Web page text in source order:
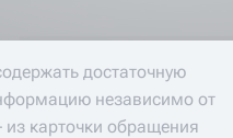
достаточную
независимо от
из карточки обращения